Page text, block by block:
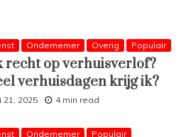
Ondernemer Overig Populair
recht op verhuisverlof?
verhuisdagen krijg ik?
21, 2025 4 min read
Ondernemer Populair